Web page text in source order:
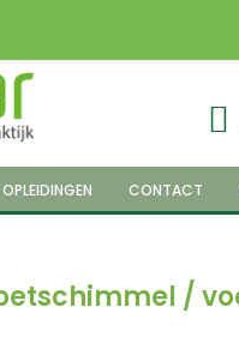
OPLEIDINGEN CONTACT
/